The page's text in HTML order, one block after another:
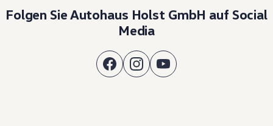
Folgen Sie Autohaus Holst GmbH auf Social
Media